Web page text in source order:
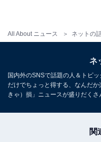
All About ニュース ネットの
ネ
国内外のSNSで話題の人＆トピ
だけでちょっと得する、なんだ
きゃ）損」ニュースが盛りだくさ
関